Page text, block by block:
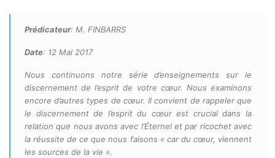
Prédicateur: M. FINBARRS
Date: 12 Mai 2017
Nous continuons notre série d’enseignements sur le
discernement de l’esprit de votre cœur. Nous examinons
encore d’autres types de cœur. Il convient de rappeler que
le discernement de l’esprit du cœur est crucial dans la
relation que nous avons avec l’Éternel et par ricochet avec
la réussite de ce que nous faisons « car du cœur, viennent
les sources de la vie ».